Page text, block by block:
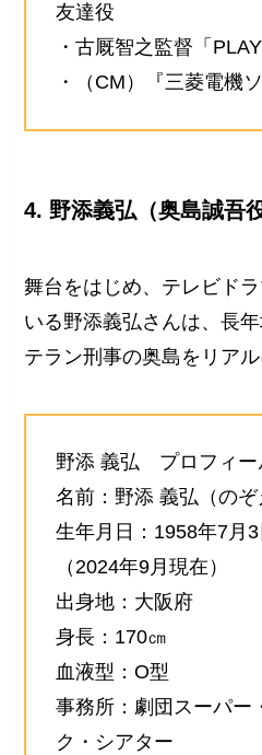
友達役
・古厩智之監督「
・（CM）『三菱電機
4. 野添義弘（奥島誠吾役
舞台をはじめ、テレビド
いる野添義弘さんは、長
テラン刑事の奥島をリアル
野添 義弘 プロフィー
名前：野添 義弘（のぞ
生年月日：1958年7
（2024年9月現在）
出身地：大阪府
身長：170㎝
血液型：O型
事務所：劇団スーパー
ク・シアター